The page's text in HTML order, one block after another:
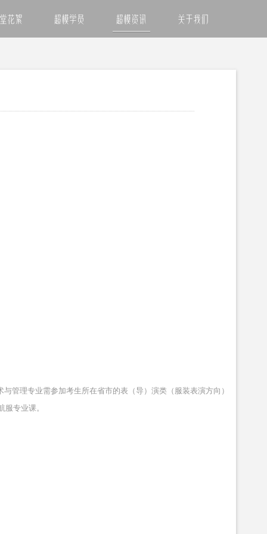
花絮 超模学员 超模资讯 关于我们
管理专业需参加考生所在省市的表（导）演类（服装表演方向）
服专业课。